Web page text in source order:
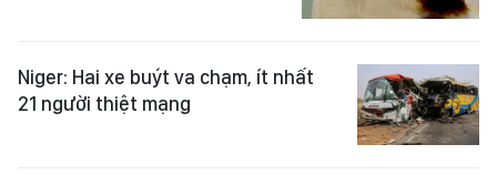
Niger: Hai xe buýt va chạm, ít nhất
21 người thiệt mạng